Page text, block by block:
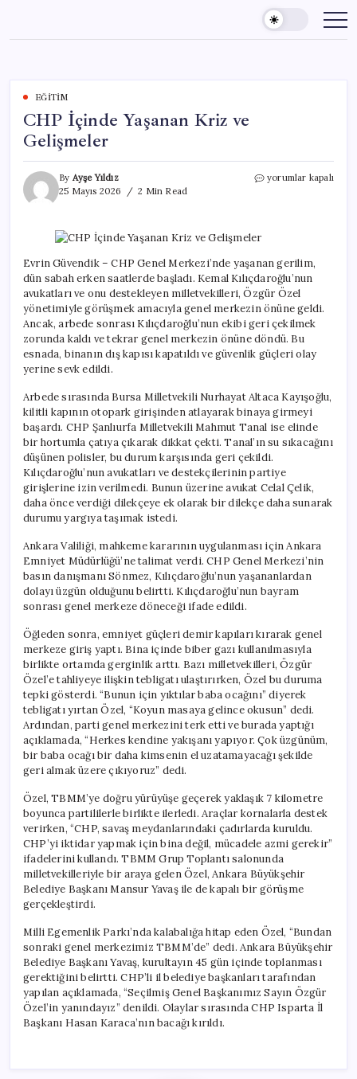
content
EĞITIM
CHP İçinde Yaşanan Kriz ve
Gelişmeler
By Ayşe Yıldız
25 Mayıs 2026
2 Min Read
CHP
için
yorumlar kapalı
Evrin Güvendik – CHP Genel Merkezi’nde yaşanan gerilim,
dün sabah erken saatlerde başladı. Kemal Kılıçdaroğlu’nun
avukatları ve onu destekleyen milletvekilleri, Özgür Özel
yönetimiyle görüşmek amacıyla genel merkezin önüne geldi.
Ancak, arbede sonrası Kılıçdaroğlu’nun ekibi geri çekilmek
zorunda kaldı ve tekrar genel merkezin önüne döndü. Bu
esnada, binanın dış kapısı kapatıldı ve güvenlik güçleri olay
yerine sevk edildi.
Arbede sırasında Bursa Milletvekili Nurhayat Altaca Kayışoğlu,
kilitli kapının otopark girişinden atlayarak binaya girmeyi
başardı. CHP Şanlıurfa Milletvekili Mahmut Tanal ise elinde
bir hortumla çatıya çıkarak dikkat çekti. Tanal’ın su sıkacağını
düşünen polisler, bu durum karşısında geri çekildi.
Kılıçdaroğlu’nun avukatları ve destekçilerinin partiye
girişlerine izin verilmedi. Bunun üzerine avukat Celal Çelik,
daha önce verdiği dilekçeye ek olarak bir dilekçe daha sunarak
durumu yargıya taşımak istedi.
Ankara Valiliği, mahkeme kararının uygulanması için Ankara
Emniyet Müdürlüğü’ne talimat verdi. CHP Genel Merkezi’nin
basın danışmanı Sönmez, Kılıçdaroğlu’nun yaşananlardan
dolayı üzgün olduğunu belirtti. Kılıçdaroğlu’nun bayram
sonrası genel merkeze döneceği ifade edildi.
Öğleden sonra, emniyet güçleri demir kapıları kırarak genel
merkeze giriş yaptı. Bina içinde biber gazı kullanılmasıyla
birlikte ortamda gerginlik arttı. Bazı milletvekilleri, Özgür
Özel’e tahliyeye ilişkin tebligatı ulaştırırken, Özel bu duruma
tepki gösterdi. “Bunun için yıktılar baba ocağını” diyerek
tebligatı yırtan Özel, “Koyun masaya gelince okusun” dedi.
Ardından, parti genel merkezini terk etti ve burada yaptığı
açıklamada, “Herkes kendine yakışanı yapıyor. Çok üzgünüm,
bir baba ocağı bir daha kimsenin el uzatamayacağı şekilde
geri almak üzere çıkıyoruz” dedi.
Özel, TBMM’ye doğru yürüyüşe geçerek yaklaşık 7 kilometre
boyunca partililerle birlikte ilerledi. Araçlar kornalarla destek
verirken, “CHP, savaş meydanlarındaki çadırlarda kuruldu.
CHP’yi iktidar yapmak için bina değil, mücadele azmi gerekir”
ifadelerini kullandı. TBMM Grup Toplantı salonunda
milletvekilleriyle bir araya gelen Özel, Ankara Büyükşehir
Belediye Başkanı Mansur Yavaş ile de kapalı bir görüşme
gerçekleştirdi.
Milli Egemenlik Parkı’nda kalabalığa hitap eden Özel, “Bundan
sonraki genel merkezimiz TBMM’de” dedi. Ankara Büyükşehir
Belediye Başkanı Yavaş, kurultayın 45 gün içinde toplanması
gerektiğini belirtti. CHP’li il belediye başkanları tarafından
yapılan açıklamada, “Seçilmiş Genel Başkanımız Sayın Özgür
Özel’in yanındayız” denildi. Olaylar sırasında CHP Isparta İl
Başkanı Hasan Karaca’nın bacağı kırıldı.